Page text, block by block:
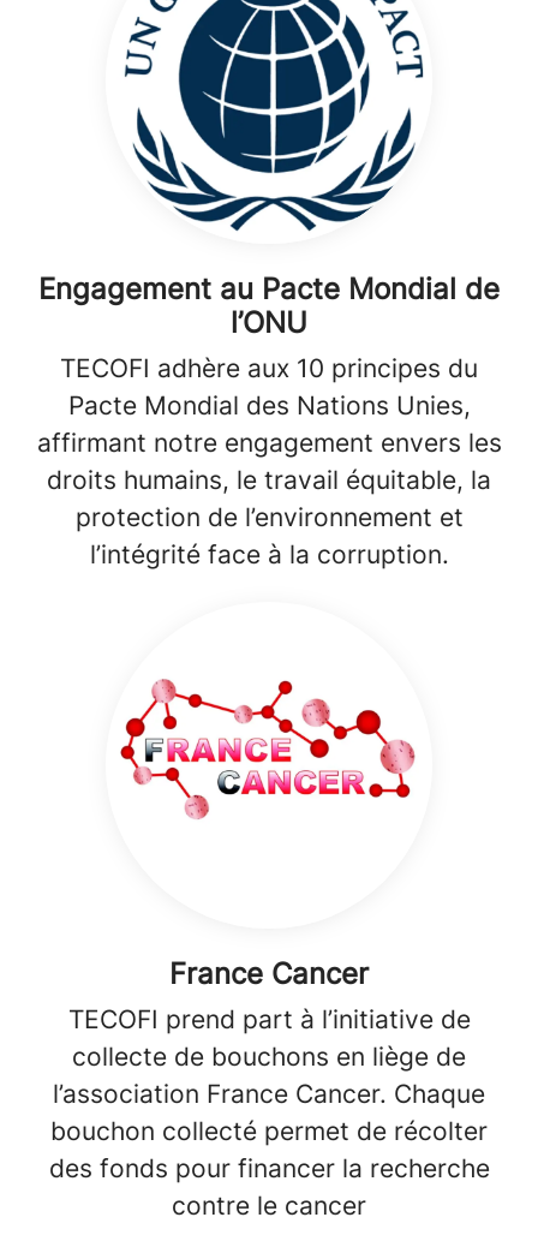
Engagement au Pacte Mondial de
l’ONU
TECOFI adhère aux 10 principes du
Pacte Mondial des Nations Unies,
affirmant notre engagement envers les
droits humains, le travail équitable, la
protection de l’environnement et
l’intégrité face à la corruption.
France Cancer
TECOFI prend part à l’initiative de
collecte de bouchons en liège de
l’association France Cancer. Chaque
bouchon collecté permet de récolter
des fonds pour financer la recherche
contre le cancer